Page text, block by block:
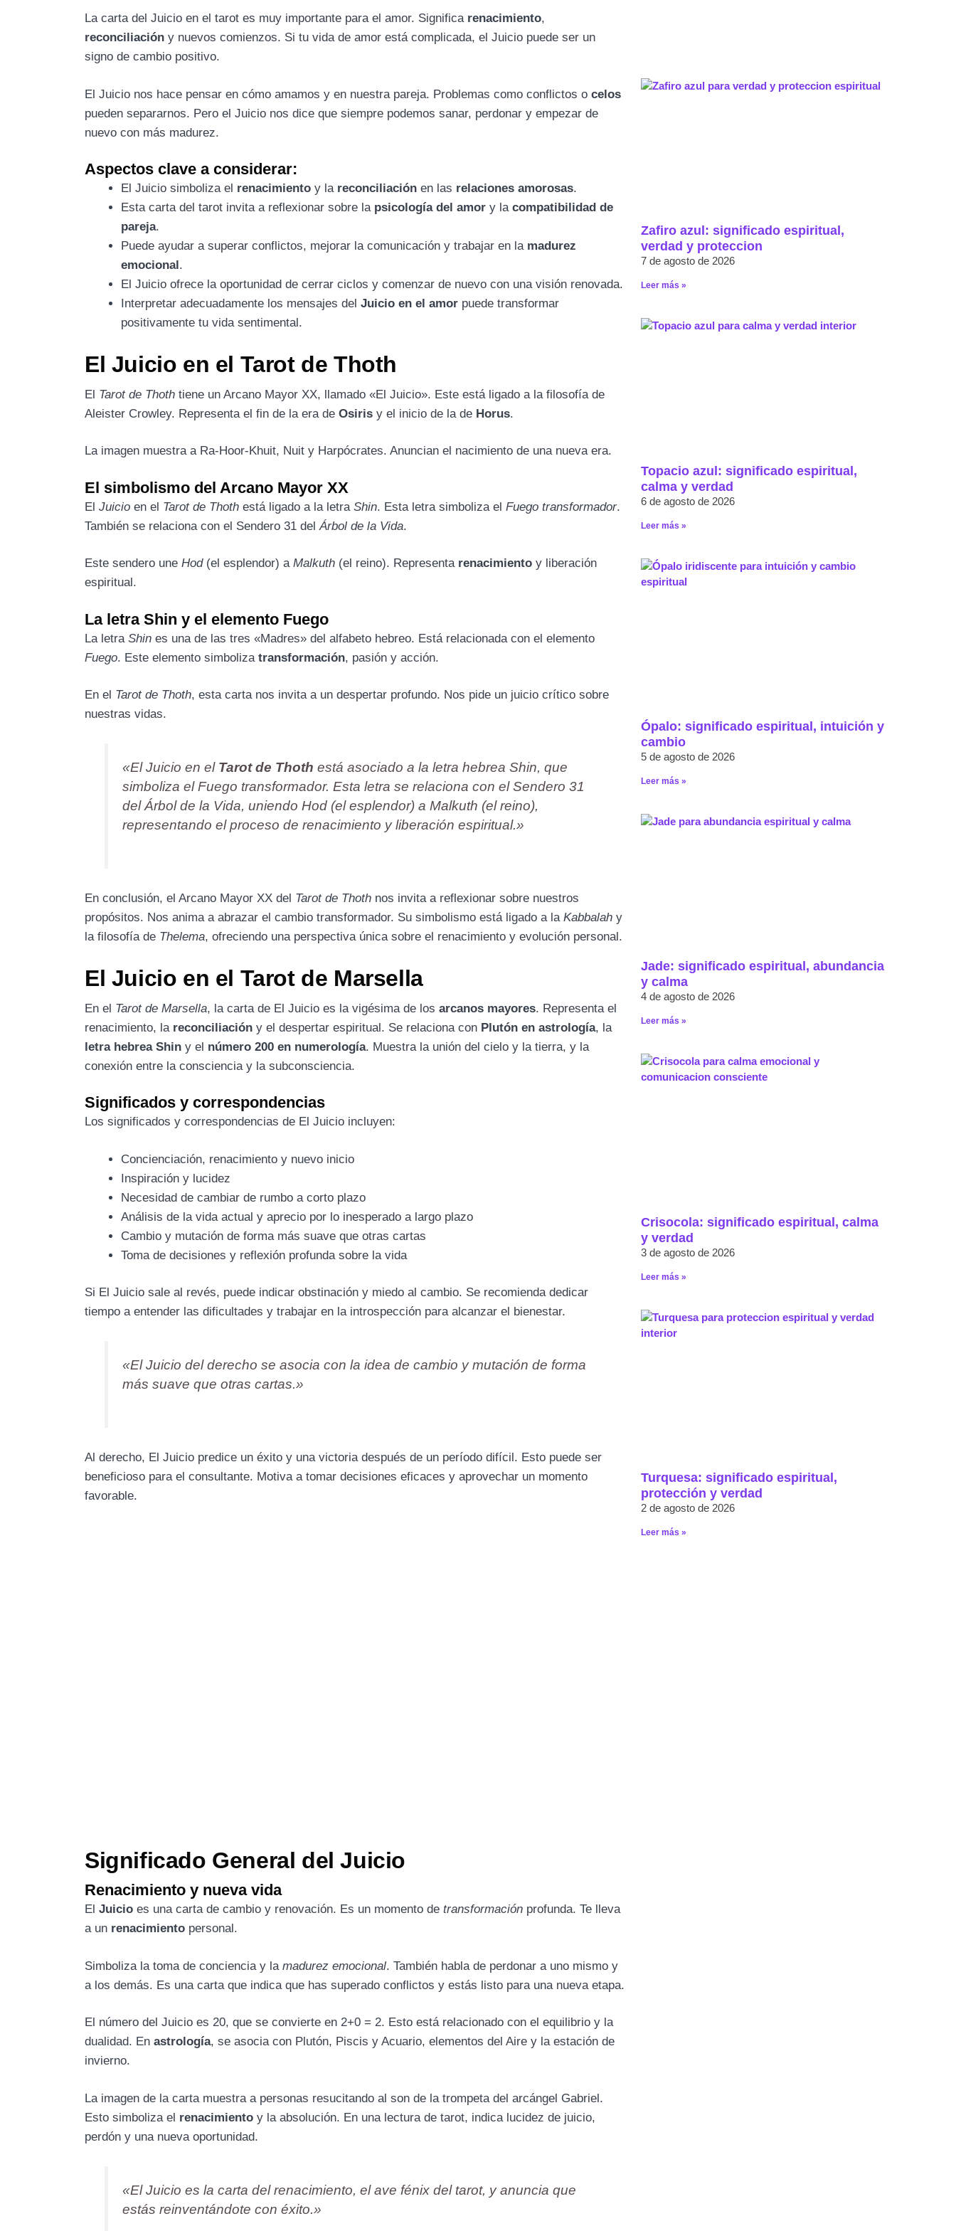
La carta del Juicio en el tarot es muy importante para el amor. Significa renacimiento,
reconciliación y nuevos comienzos. Si tu vida de amor está complicada, el Juicio puede ser un
signo de cambio positivo.
El Juicio nos hace pensar en cómo amamos y en nuestra pareja. Problemas como conflictos ocelos
pueden separarnos. Pero el Juicio nos dice que siempre podemos sanar, perdonar y empezar de
nuevo con más madurez.
Aspectos clave a considerar:
El Juicio simboliza el renacimiento y la reconciliación en las relaciones amorosas.
Esta carta del tarot invita a reflexionar sobre la psicología del amor y lacompatibilidad de
pareja.
Puede ayudar a superar conflictos, mejorar la comunicación y trabajar en la madurez
emocional.
El Juicio ofrece la oportunidad de cerrar ciclos y comenzar de nuevo con una visión renovada.
Interpretar adecuadamente los mensajes delJuicio en el amor puede transformar
positivamente tu vida sentimental.
El Juicio en el Tarot de Thoth
El Tarot de Thoth tiene un Arcano Mayor XX, llamado «El Juicio». Este está ligado a la filosofía de
Aleister Crowley. Representa el fin de la era deOsiris y el inicio de la de Horus.
La imagen muestra a Ra-Hoor-Khuit, Nuit y Harpócrates. Anuncian el nacimiento de una nueva era.
El simbolismo del Arcano Mayor XX
ElJuicio en el Tarot de Thoth está ligado a la letraShin. Esta letra simboliza elFuego transformador.
También se relaciona con el Sendero 31 delÁrbol de la Vida.
Este sendero uneHod(el esplendor) aMalkuth (el reino). Representa renacimiento y liberación
espiritual.
La letra Shin y el elemento Fuego
La letraShin es una de las tres «Madres» del alfabeto hebreo. Está relacionada con el elemento
Fuego. Este elemento simbolizatransformación, pasión y acción.
En el Tarot de Thoth, esta carta nos invita a un despertar profundo. Nos pide un juicio crítico sobre
nuestras vidas.
«El Juicio en el Tarot de Thoth está asociado a la letra hebrea Shin, que
simboliza el Fuego transformador. Esta letra se relaciona con el Sendero 31
del Árbol de la Vida, uniendo Hod (el esplendor) a Malkuth (el reino),
representando el proceso de renacimiento y liberación espiritual.»
En conclusión, el Arcano Mayor XX del Tarot de Thoth nos invita a reflexionar sobre nuestros
propósitos. Nos anima a abrazar el cambio transformador. Su simbolismo está ligado a laKabbalah y
la filosofía de Thelema, ofreciendo una perspectiva única sobre el renacimiento y evolución personal.
El Juicio en el Tarot de Marsella
En el Tarot de Marsella, la carta de El Juicio es la vigésima de losarcanos mayores. Representa el
renacimiento, la reconciliación y el despertar espiritual. Se relaciona con Plutón en astrología, la
letra hebrea Shin y el número 200 en numerología. Muestra la unión del cielo y la tierra, y la
conexión entre la consciencia y la subconsciencia.
Significados y correspondencias
Los significados y correspondencias de El Juicio incluyen:
Concienciación, renacimiento y nuevo inicio
Inspiración y lucidez
Necesidad de cambiar de rumbo a corto plazo
Análisis de la vida actual y aprecio por lo inesperado a largo plazo
Cambio y mutación de forma más suave que otras cartas
Toma de decisiones y reflexión profunda sobre la vida
Si El Juicio sale al revés, puede indicar obstinación y miedo al cambio. Se recomienda dedicar
tiempo a entender las dificultades y trabajar en la introspección para alcanzar el bienestar.
«El Juicio del derecho se asocia con la idea de cambio y mutación de forma
más suave que otras cartas.»
Al derecho, El Juicio predice un éxito y una victoria después de un período difícil. Esto puede ser
beneficioso para el consultante. Motiva a tomar decisiones eficaces y aprovechar un momento
favorable.
Significado General del Juicio
Renacimiento y nueva vida
ElJuicio es una carta de cambio y renovación. Es un momento detransformación profunda. Te lleva
a un renacimiento personal.
Simboliza la toma de conciencia y lamadurez emocional. También habla de perdonar a uno mismo y
a los demás. Es una carta que indica que has superado conflictos y estás listo para una nueva etapa.
El número del Juicio es 20, que se convierte en 2+0 = 2. Esto está relacionado con el equilibrio y la
dualidad. Enastrología, se asocia con Plutón, Piscis y Acuario, elementos del Aire y la estación de
invierno.
La imagen de la carta muestra a personas resucitando al son de la trompeta del arcángel Gabriel.
Esto simboliza el renacimiento y la absolución. En una lectura de tarot, indica lucidez de juicio,
perdón y una nueva oportunidad.
«El Juicio es la carta del renacimiento, el ave fénix del tarot, y anuncia que
estás reinventándote con éxito.»
Zafiro azul: significado espiritual,
verdad y proteccion
7 de agosto de 2026
Leer más »
Topacio azul: significado espiritual,
calma y verdad
6 de agosto de 2026
Leer más »
Ópalo: significado espiritual, intuición y
cambio
5 de agosto de 2026
Leer más »
Jade: significado espiritual, abundancia
y calma
4 de agosto de 2026
Leer más »
Crisocola: significado espiritual, calma
y verdad
3 de agosto de 2026
Leer más »
Turquesa: significado espiritual,
protección y verdad
2 de agosto de 2026
Leer más »